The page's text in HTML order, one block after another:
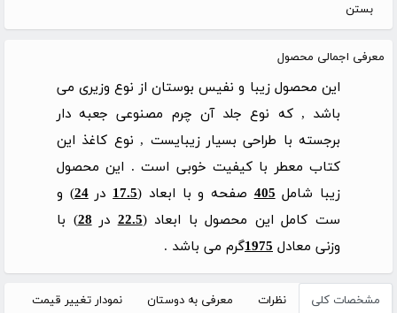
بستن
معرفی اجمالی محصول
این محصول زیبا و نفیس بوستان از نوع وزیری می
باشد , که نوع جلد آن چرم مصنوعی جعبه دار
برجسته با طراحی بسیار زیبایست , نوع کاغذ این
کتاب معطر با کیفیت خوبی است . این محصول
زیبا شامل405صفحه و با ابعاد (17.5در24) و
ست کامل این محصول با ابعاد (22.5در28) با
وزنی معادل 1975گرم می باشد .
مشخصات کلی نظرات معرفی به دوستان نمودار تغییر قیمت